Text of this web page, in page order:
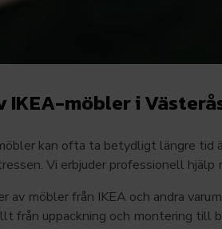
IKEA-möbler i
kan ofta ta betydligt längre tid
Vi erbjuder professionell
av möbler från IKEA och andra
från uppackning och montering till